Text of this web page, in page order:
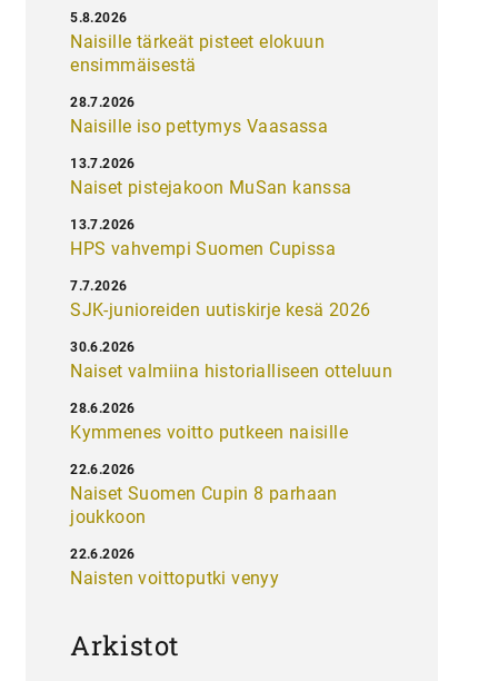
Naisille tärkeät pisteet elokuun
ensimmäisestä
5.8.2026
Naisille iso pettymys Vaasassa
28.7.2026
Naiset pistejakoon MuSan kanssa
13.7.2026
HPS vahvempi Suomen Cupissa
13.7.2026
SJK-junioreiden uutiskirje kesä 2026
7.7.2026
Naiset valmiina historialliseen otteluun
30.6.2026
Kymmenes voitto putkeen naisille
28.6.2026
Naiset Suomen Cupin 8 parhaan
joukkoon
22.6.2026
Naisten voittoputki venyy
22.6.2026
Arkistot